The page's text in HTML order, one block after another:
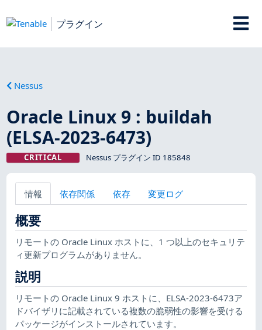
プラグイン
Nessus
Oracle Linux 9 : buildah
(ELSA-2023-6473)
CRITICAL Nessus プラグイン ID 185848
情報 依存関係 依存 変更ログ
概要
リモートの Oracle Linux ホストに、1 つ以上のセキュリテ
ィ更新プログラムがありません。
説明
リモートの Oracle Linux 9 ホストに、ELSA-2023-6473ア
ドバイザリに記載されている複数の脆弱性の影響を受ける
パッケージがインストールされています。